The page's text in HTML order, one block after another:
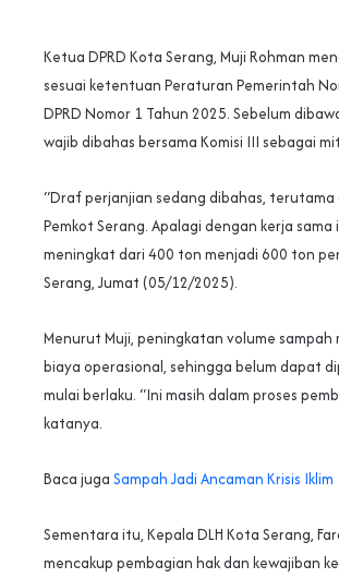
Ketua DPRD Kota Serang, Muji Rohman
sesuai ketentuan Peraturan Pemerintah
DPRD Nomor 1 Tahun 2025. Sebelum
wajib dibahas bersama Komisi III sebagai
“Draf perjanjian sedang dibahas,
Pemkot Serang. Apalagi dengan kerja
meningkat dari 400 ton menjadi 600 ton
Serang, Jumat (05/12/2025).
Menurut Muji, peningkatan volume
biaya operasional, sehingga belum dapat
mulai berlaku. “Ini masih dalam proses
katanya.
Baca juga Sampah Jadi Ancaman Krisis Iklim
Sementara itu, Kepala DLH Kota Serang,
mencakup pembagian hak dan kewajiban